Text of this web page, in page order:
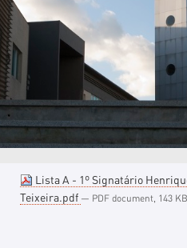
Lista A - 1º Signatário
Teixeira.pdf — PDF document, 143